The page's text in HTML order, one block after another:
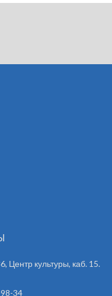
Центр культуры, каб. 15.
34